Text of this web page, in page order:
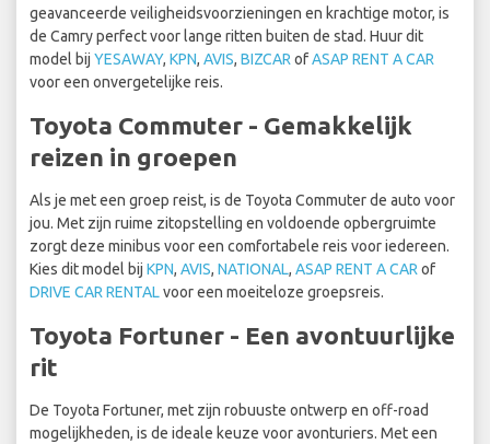
geavanceerde veiligheidsvoorzieningen en krachtige motor, is
de Camry perfect voor lange ritten buiten de stad. Huur dit
model bij YESAWAY, KPN, AVIS, BIZCAR ofASAP RENT A CAR
voor een onvergetelijke reis.
Toyota Commuter - Gemakkelijk
reizen in groepen
Als je met een groep reist, is de Toyota Commuter de auto voor
jou. Met zijn ruime zitopstelling en voldoende opbergruimte
zorgt deze minibus voor een comfortabele reis voor iedereen.
Kies dit model bij KPN, AVIS, NATIONAL, ASAP RENT A CAR of
DRIVE CAR RENTALvoor een moeiteloze groepsreis.
Toyota Fortuner - Een avontuurlijke
rit
De Toyota Fortuner, met zijn robuuste ontwerp en off-road
mogelijkheden, is de ideale keuze voor avonturiers. Met een